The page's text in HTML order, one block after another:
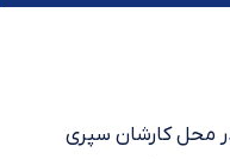
۸ الی ۹ ساعت را در محل کارشان سپری